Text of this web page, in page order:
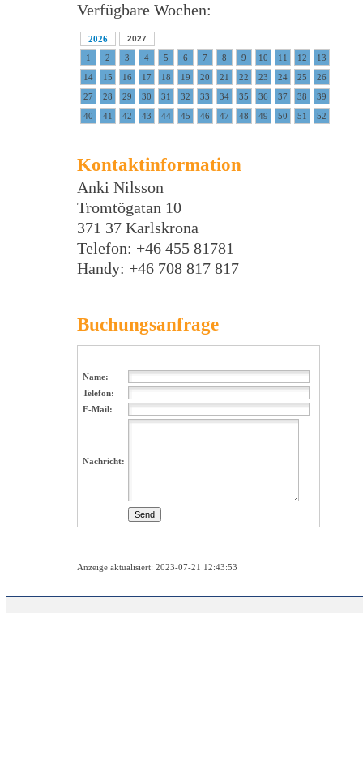
Verfügbare Wochen:
2026 2027
1 2 3 4 5 6 7 8 9 10 11 12
13
14
15 16 17 18 19 20 21 22 23 24 25
26
27
28 29 30 31 32 33 34 35 36 37 38
39
40
41 42 43 44 45 46 47 48 49 50 51 52
Kontaktinformation
Anki Nilsson
Tromtögatan 10
371 37 Karlskrona
Telefon: +46 455 81781
Handy: +46 708 817 817
Buchungsanfrage
Name:
Telefon:
E-Mail:
Nachricht:
Anzeige aktualisiert: 2023-07-21 12:43:53